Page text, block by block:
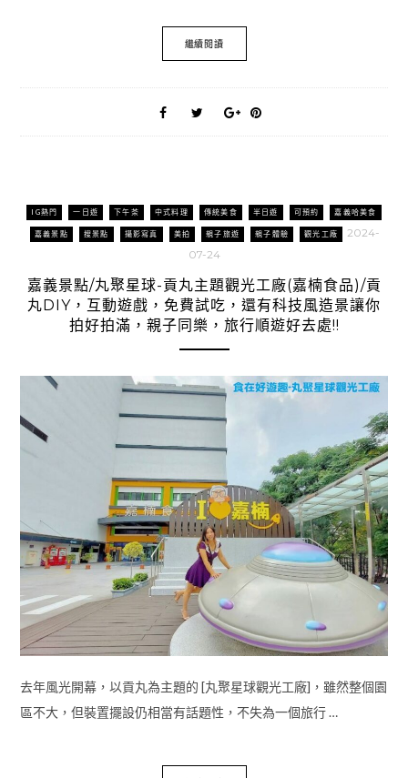
繼續閱讀
IG熱門 一日遊 下午茶 中式料理 傳統美食 半日遊 可預約 嘉義哈美食
嘉義景點 搜景點 攝影寫真 美拍 親子旅遊 親子體驗 觀光工廠
2024-
07-24
嘉義景點/丸聚星球-貢丸主題觀光工廠(嘉楠食品)/貢
丸DIY，互動遊戲，免費試吃，還有科技風造景讓你
拍好拍滿，親子同樂，旅行順遊好去處!!
去年風光開幕，以貢丸為主題的 [丸聚星球觀光工廠]，雖然整個園
區不大，但裝置擺設仍相當有話題性，不失為一個旅行 …